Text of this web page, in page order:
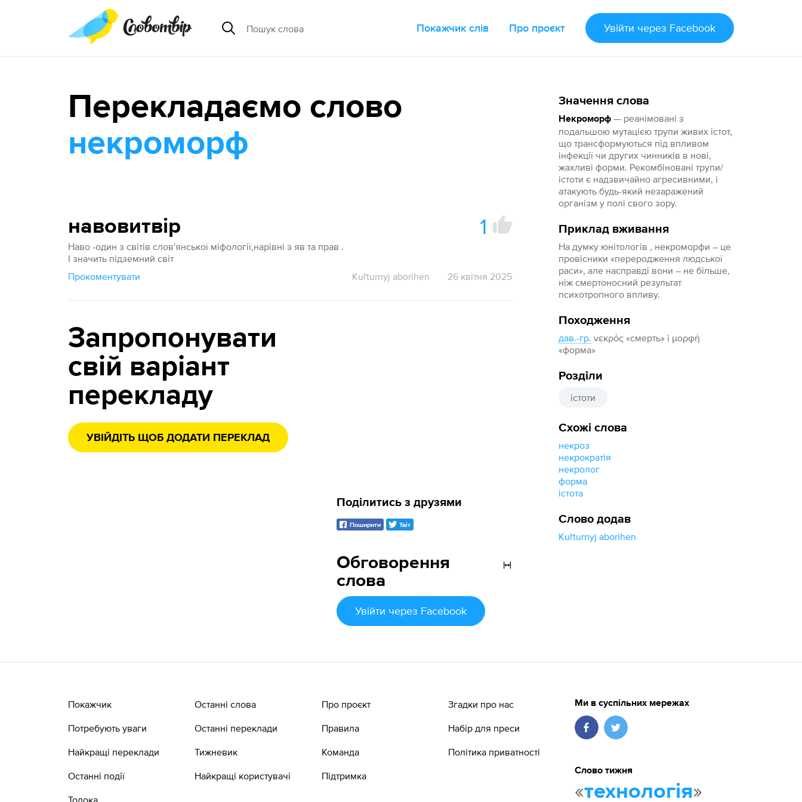
Покажчик слів Про проєкт Увійти через Facebook
Значення слова
Некроморф — реанімовані з
подальшою мутацією трупи живих істот,
що трансформуються під впливом
інфекції чи других чинників в нові,
жахливі форми. Рекомбіновані трупи/
істоти є надзвичайно агресивними, і
атакують будь-який незаражений
організм у полі свого зору.
Приклад вживання
На думку юнітологів , некроморфи – це
провісники «переродження людської
раси», але насправді вони – не більше,
ніж смертоносний результат
психотропного впливу.
Походження
дав.-гр. νεκρός «смерть» і μορφή
«форма»
Розділи
істоти
Схожі слова
некроз
некрократія
некролог
форма
істота
Слово додав
Kuľturnyj aborihen
Перекладаємо слово
некроморф
навовитвір 1
Наво -один з світів слов'янської міфології,нарівні з яв та прав .
І значить підземний світ
Прокоментувати
Kuľturnyj aborihen 26 квітня 2025
Запропонувати
свій варіант
перекладу
УВІЙДІТЬ ЩОБ ДОДАТИ ПЕРЕКЛАД
Обговорення
слова
Увійти через Facebook
Поділитись з друзями
Поширити Твіт
Покажчик
Потребують уваги
Найкращі переклади
Останні події
Толока
Останні слова
Останні переклади
Тижневик
Найкращі користувачі
Про проєкт
Правила
Команда
Підтримка
Згадки про нас
Набір для преси
Політика приватності
Ми в суспільних мережах
Слово тижня
«технологія»